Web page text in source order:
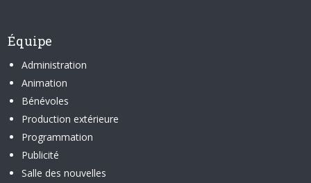
Équipe
Administration
Animation
Bénévoles
Production extérieure
Programmation
Publicité
Salle des nouvelles